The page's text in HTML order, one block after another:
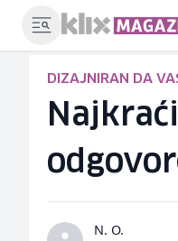
DIZAJNIRAN DA
N. O.